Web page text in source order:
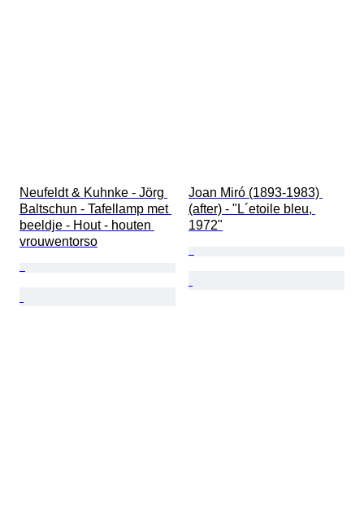
Neufeldt & Kuhnke - Jörg
Baltschun - Tafellamp met
beeldje - Hout - houten
vrouwentorso
Joan Miró (1893-1983)
(after) - "L´etoile bleu,
1972"